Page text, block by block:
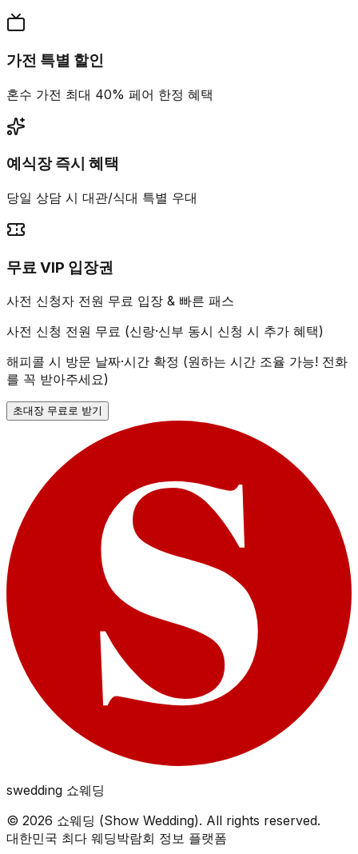
가전 특별 할인
혼수 가전 최대 40% 페어 한정 혜택
예식장 즉시 혜택
당일 상담 시 대관/식대 특별 우대
무료 VIP 입장권
사전 신청자 전원 무료 입장 & 빠른 패스
사전 신청 전원 무료 (신랑·신부 동시 신청 시 추가 혜택)
해피콜 시 방문 날짜·시간 확정 (원하는 시간 조율 가능! 전화
를 꼭 받아주세요)
초대장 무료로 받기
swedding 쇼웨딩
© 2026 쇼웨딩 (Show Wedding). All rights reserved.
대한민국 최다 웨딩박람회 정보 플랫폼